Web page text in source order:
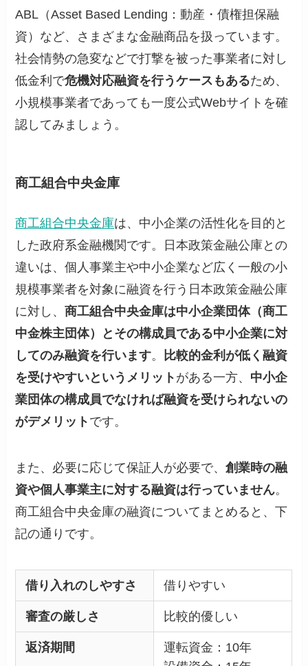
ABL（Asset Based Lending：動産・債権担保融
資）など、さまざまな金融商品を扱っています。
社会情勢の急変などで打撃を被った事業者に対し
低金利で危機対応融資を行うケースもあるため、
小規模事業者であっても一度公式Webサイトを確
認してみましょう。
商工組合中央金庫
商工組合中央金庫は、中小企業の活性化を目的と
した政府系金融機関です。日本政策金融公庫との
違いは、個人事業主や中小企業など広く一般の小
規模事業者を対象に融資を行う日本政策金融公庫
に対し、商工組合中央金庫は中小企業団体（商工
中金株主団体）とその構成員である中小企業に対
してのみ融資を行います。
比較的金利が低く融資
を受けやすいというメリット がある一方、 中小企
業団体の構成員でなければ融資を受けられないの
がデメリット です。
また、必要に応じて保証人が必要で、創業時の融
資や個人事業主に対する融資は行っていません。
商工組合中央金庫の融資についてまとめると、下
記の通りです。
借り入れのしやすさ 借りやすい
審査の厳しさ 比較的優しい
返済期間
運転資金：10年